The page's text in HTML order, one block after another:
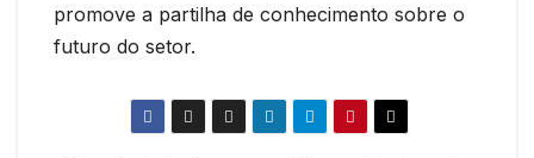
promove a partilha de conhecimento sobre o
futuro do setor.